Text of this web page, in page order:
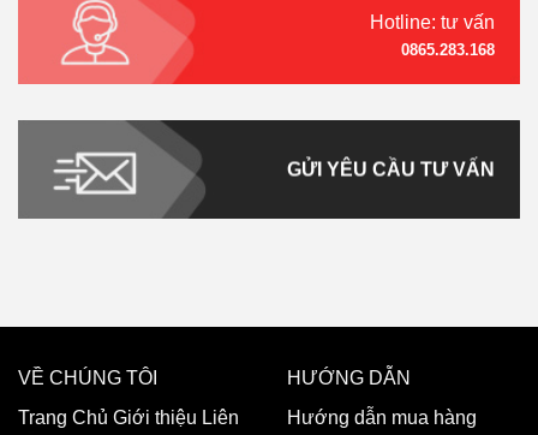
Hotline: tư vấn
0865.283.168
GỬI YÊU CẦU TƯ VẤN
VỀ CHÚNG TÔI
Trang Chủ Giới thiệu Liên
HƯỚNG DẪN
Hướng dẫn mua hàng